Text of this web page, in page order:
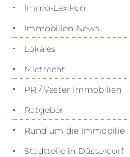
Immo-Lexikon
Immobilien-News
Lokales
Mietrecht
PR / Vester Immobilien
Ratgeber
Rund um die Immobilie
Stadtteile in Düsseldorf